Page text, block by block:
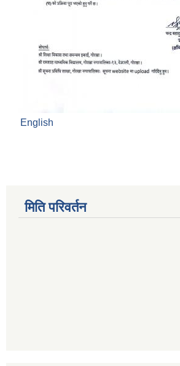
English
मिति परिवर्तन